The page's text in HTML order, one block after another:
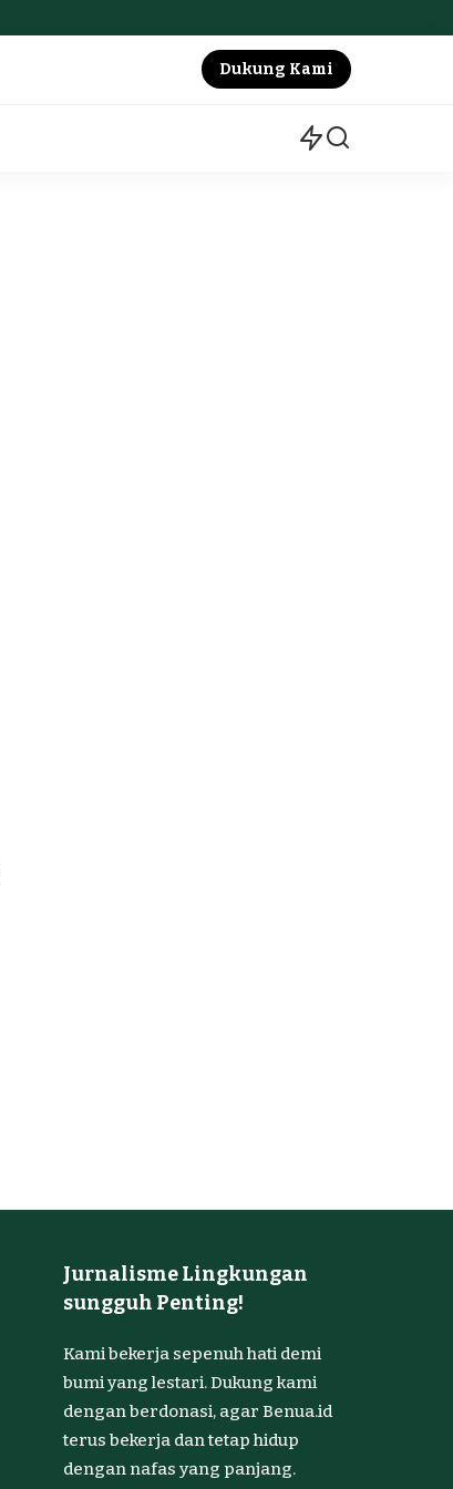
Dukung Kami
Jurnalisme Lingkungan
sungguh Penting!
Kami bekerja sepenuh hati demi
bumi yang lestari. Dukung kami
dengan berdonasi, agar Benua.id
terus bekerja dan tetap hidup
dengan nafas yang panjang.